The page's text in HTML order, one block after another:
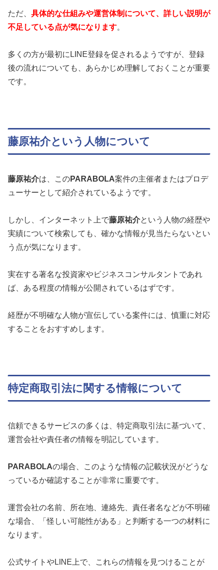
ただ、 具体的な仕組みや運営体制について、詳しい説明が
不足している点が気になります。
多くの方が最初にLINE登録を促されるようですが、登録
後の流れについても、あらかじめ理解しておくことが重要
です。
藤原祐介という人物について
藤原祐介は、このPARABOLA案件の主催者またはプロデ
ューサーとして紹介されているようです。
しかし、インターネット上で藤原祐介という人物の経歴や
実績について検索しても、確かな情報が見当たらないとい
う点が気になります。
実在する著名な投資家やビジネスコンサルタントであれ
ば、ある程度の情報が公開されているはずです。
経歴が不明確な人物が宣伝している案件には、慎重に対応
することをおすすめします。
特定商取引法に関する情報について
信頼できるサービスの多くは、特定商取引法に基づいて、
運営会社や責任者の情報を明記しています。
PARABOLAの場合、このような情報の記載状況がどうな
っているか確認することが非常に重要です。
運営会社の名前、所在地、連絡先、責任者名などが不明確
な場合、「怪しい可能性がある」と判断する一つの材料に
なります。
公式サイトやLINE上で、これらの情報を見つけることが